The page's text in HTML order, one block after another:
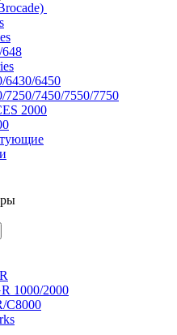
6430/6450
7250/7450/7550/7750
2000
1000/2000
С8000